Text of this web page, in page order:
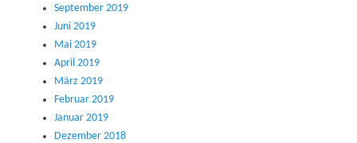
September 2019
Juni 2019
Mai 2019
April 2019
März 2019
Februar 2019
Januar 2019
Dezember 2018